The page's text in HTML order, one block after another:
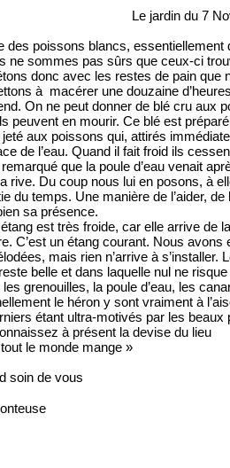
Le jardin du 7
des poissons blancs,
ne sommes pas sûrs que ceux-ci
donc avec les restes de pain que
à macérer une douzaine
On ne peut donner de blé cru aux
peuvent en mourir. Ce blé est
aux poissons qui, attirés
de l’eau. Quand il fait froid ils
que la poule d’eau venait
rive. Du coup nous lui en posons, à
du temps. Une manière de l’aider,
sa présence.
étang est très froide, car elle arrive de
C’est un étang courant. Nous avons
mais rien n’arrive à
belle et dans laquelle nul ne
grenouilles, la poule d’eau, les
le héron y sont vraiment à
étant ultra-motivés par les beaux
à présent la devise du lieu
le monde mange »
soin de vous